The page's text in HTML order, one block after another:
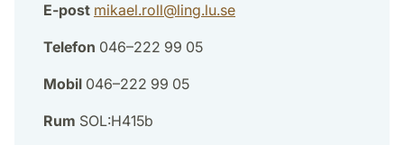
E-post mikael.roll@ling.lu.se
Telefon 046–222 99 05
Mobil 046–222 99 05
Rum SOL:H415b